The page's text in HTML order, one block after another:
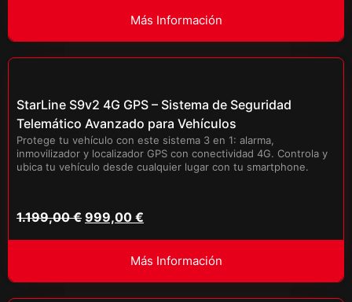
Más Información
StarLine S9v2 4G GPS – Sistema de Seguridad
Telemático Avanzado para Vehículos
Protege tu vehículo con este sistema 3 en 1: alarma,
inmovilizador y localizador GPS con conectividad 4G. Controla y
ubica tu vehículo desde cualquier lugar con tu smartphone.
1.199,00€ 999,00 €
Más Información